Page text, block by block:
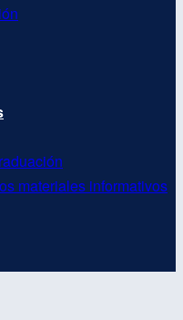
materiales informativos